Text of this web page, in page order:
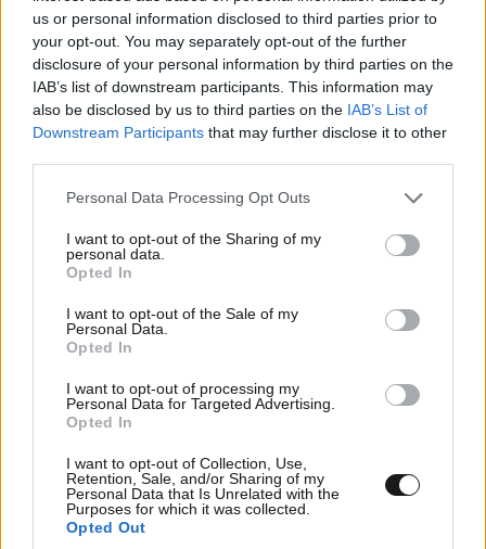
us or personal information disclosed to third parties prior to
your opt-out. You may separately opt-out of the further
disclosure of your personal information by third parties on the
IAB’s list of downstream participants. This information may
also be disclosed by us to third parties on the IAB’s List of
Downstream Participants that may further disclose it to other
Please note that this website/app uses one or more Google
not limited to your visit or usage behaviour. You may click to
grant or deny consent to Google and its third-party tags to
use your data for below specified purposes in below Google
consent section.
Personal Data Processing Opt Outs
I want to opt-out of the Sharing of my
personal data.
Opted In
I want to opt-out of the Sale of my
Personal Data.
Opted In
I want to opt-out of processing my
Personal Data for Targeted Advertising.
Opted In
I want to opt-out of Collection, Use,
Retention, Sale, and/or Sharing of my
Personal Data that Is Unrelated with the
Purposes for which it was collected.
Opted Out
Οι παραγωγοί θα πρέπει να συνεχίσουν να χάνουν
χρήματα μέχρι να καταλάβουν ότι το “woke” δεν
είναι κερδοφόρο και ότι ούτε ένας σκηνοθέτης όπως
σημασία από τον ίδιο τον θρύλο. Απλώς σταματήστε
να ακούτε την τάξη των πληρωμένων ακτιβιστών και
αρχίστε ξανά να δίνετε στο κοινό αυτό που
μάθημα», έγραψε ένας άλλος χρήστης.
Lupita Nyong’o just told the
and lecture him about how
little screen time he gave the